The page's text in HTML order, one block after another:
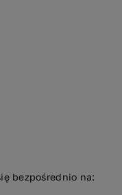
bezpośrednio na: